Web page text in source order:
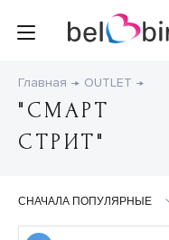
Главная OUTLET
"СМАРТ
СТРИТ"